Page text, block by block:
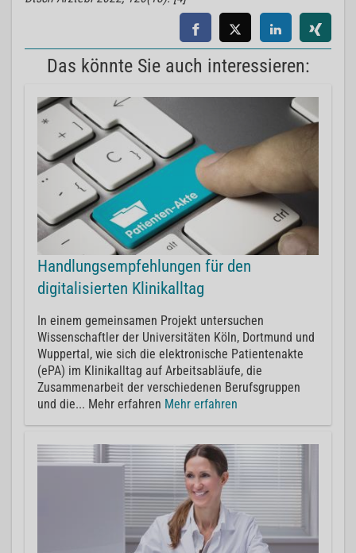
Das könnte Sie auch interessieren:
Handlungsempfehlungen für den
digitalisierten Klinikalltag
In einem gemeinsamen Projekt untersuchen
Wissenschaftler der Universitäten Köln, Dortmund und
Wuppertal, wie sich die elektronische Patientenakte
(ePA) im Klinikalltag auf Arbeitsabläufe, die
Zusammenarbeit der verschiedenen Berufsgruppen
und die... Mehr erfahren Mehr erfahren